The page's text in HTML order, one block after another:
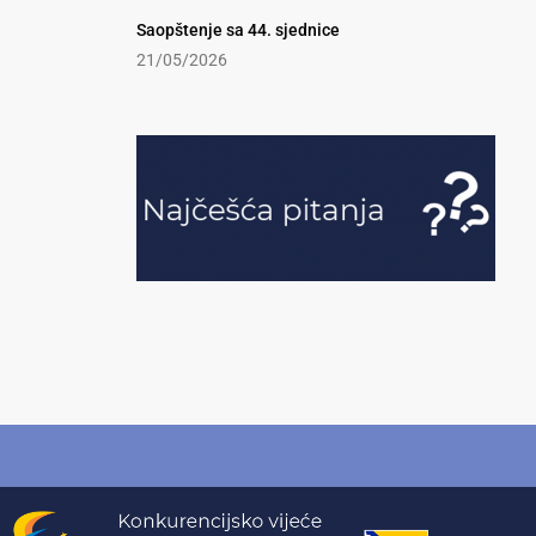
Saopštenje sa 44. sjednice
21/05/2026